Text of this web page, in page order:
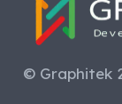
© Graphitek